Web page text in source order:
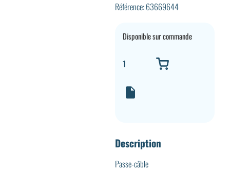
Référence: 63669644
Disponible sur commande
Description
Passe-câble